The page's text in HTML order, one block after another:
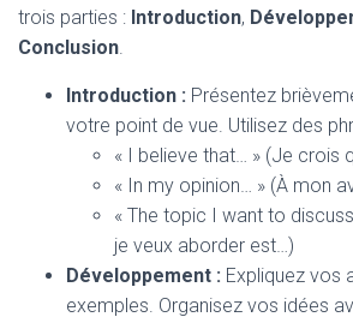
trois parties : Introduction,
Conclusion.
Introduction : Présentez
votre point de vue. Utilisez des
« I believe that… » (Je crois
« In my opinion… » (À mon
« The topic I want to
je veux aborder est…)
Développement : Expliquez vos
exemples. Organisez vos idées